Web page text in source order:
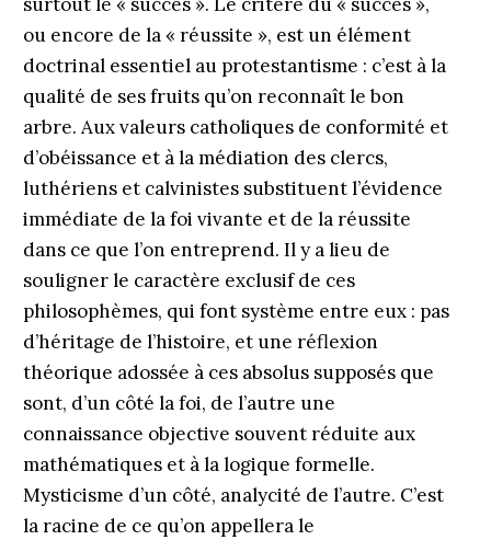
ou encore de la « réussite », est un élément
doctrinal essentiel au protestantisme : c’est à la
qualité de ses fruits qu’on reconnaît le bon
arbre. Aux valeurs catholiques de conformité et
d’obéissance et à la médiation des clercs,
luthériens et calvinistes substituent l’évidence
immédiate de la foi vivante et de la réussite
dans ce que l’on entreprend. Il y a lieu de
souligner le caractère exclusif de ces
philosophèmes, qui font système entre eux : pas
d’héritage de l’histoire, et une réflexion
théorique adossée à ces absolus supposés que
sont, d’un côté la foi, de l’autre une
connaissance objective souvent réduite aux
mathématiques et à la logique formelle.
Mysticisme d’un côté, analycité de l’autre. C’est
la racine de ce qu’on appellera le